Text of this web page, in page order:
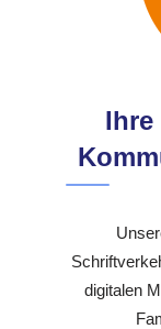
Ihre
digitalen